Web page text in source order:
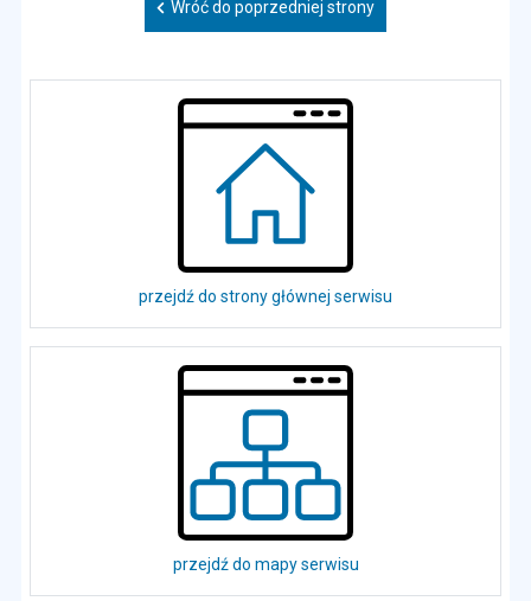
Wróć do poprzedniej strony
przejdź do strony głównej serwisu
przejdź do mapy serwisu